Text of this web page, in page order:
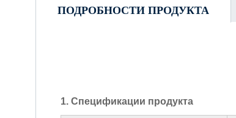
ПОДРОБНОСТИ ПРОДУКТА
1. Спецификации продукта